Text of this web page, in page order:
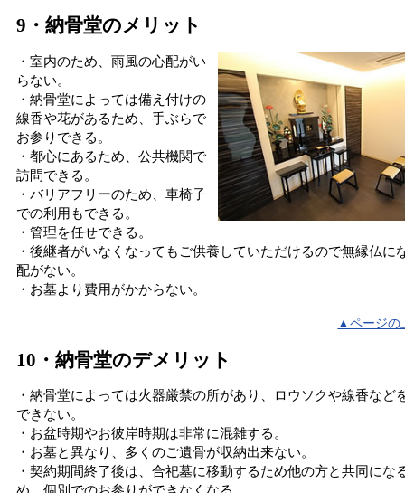
9・納骨堂のメリット
・室内のため、雨風の心配がい
らない。
・納骨堂によっては備え付けの
線香や花があるため、手ぶらで
お参りできる。
・都心にあるため、公共機関で
訪問できる。
・バリアフリーのため、車椅子
での利用もできる。
・管理を任せできる。
・後継者がいなくなってもご供養していただけるので無縁仏に
配がない。
・お墓より費用がかからない。
▲ページの
10・納骨堂のデメリット
・納骨堂によっては火器厳禁の所があり、ロウソクや線香など
できない。
・お盆時期やお彼岸時期は非常に混雑する。
・お墓と異なり、多くのご遺骨が収納出来ない。
・契約期間終了後は、合祀墓に移動するため他の方と共同にな